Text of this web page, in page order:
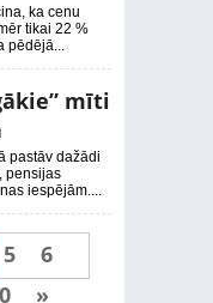
ka cenu
tikai 22 %
pēdējā...
mīti
pastāv dažādi
pensijas
iespējām....
5
6
»